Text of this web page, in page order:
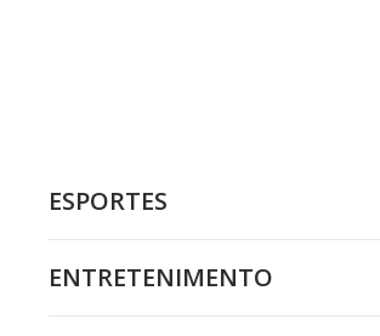
ESPORTES
ENTRETENIMENTO